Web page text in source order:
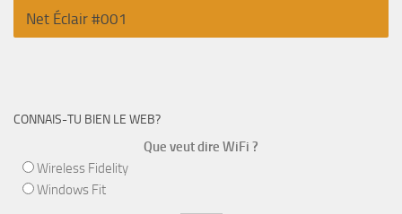
Net Éclair #001
CONNAIS-TU BIEN LE WEB?
Que veut dire WiFi ?
Wireless Fidelity
Windows Fit